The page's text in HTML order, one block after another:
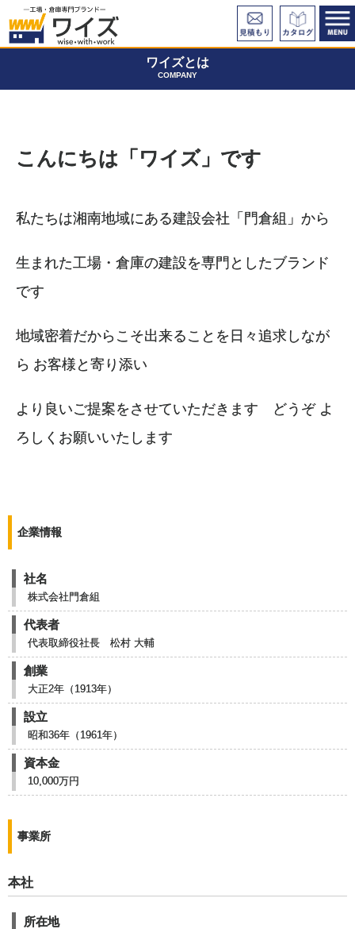
ワイズとは
COMPANY
こんにちは「ワイズ」です
私たちは湘南地域にある建設会社 「門倉組」から
生まれた工場・倉庫の建設を専門としたブランド
です
地域密着だからこそ出来ることを 日々追求しなが
ら お客様と寄り添い
よ り良いご提案をさせていただきます どうぞ よ
ろしくお願いいたします
企業情報
社名
株式会社門倉組
代表者
代表取締役社長 松村 大輔
創業
大正2年（1913年）
設立
昭和36年（1961年）
資本金
10,000万円
事業所
本社
所在地